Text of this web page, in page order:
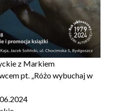
z Markiem
pt. „Różo wybuchaj w